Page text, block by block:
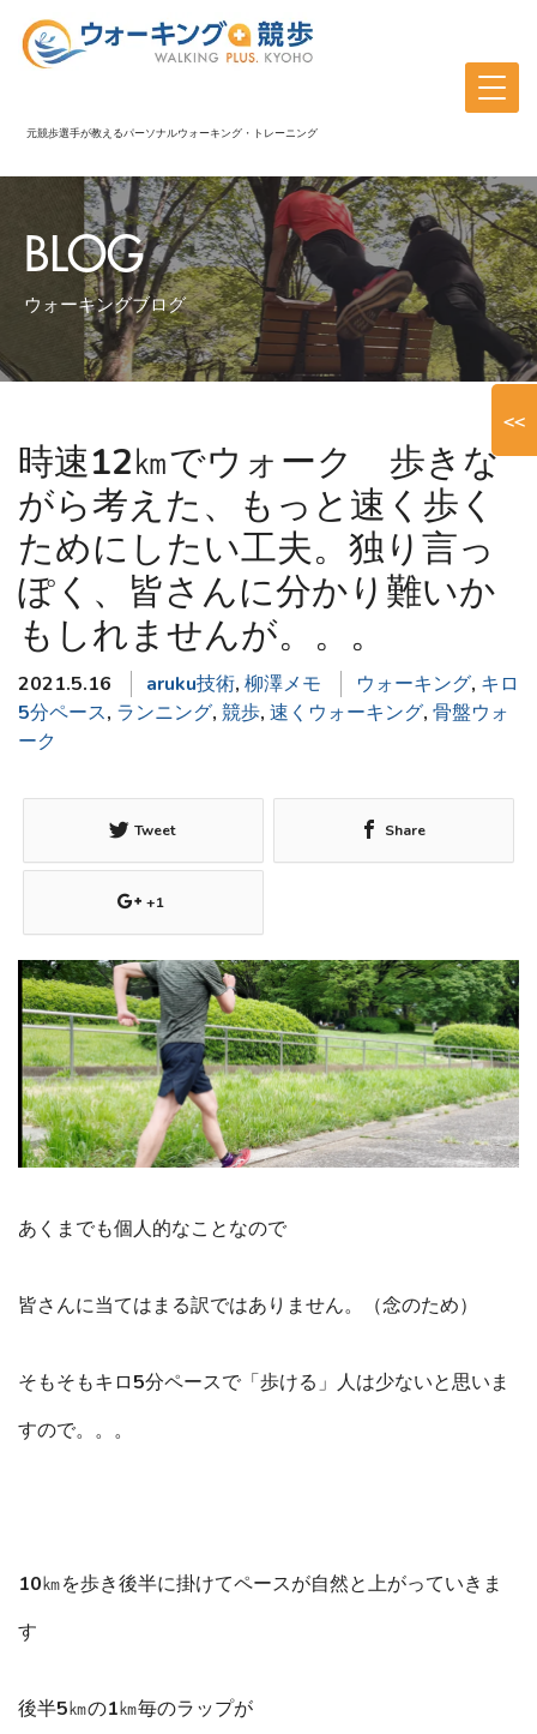
元競歩選手が教えるパーソナルウォーキング・トレーニング
BLOG
ウォーキングブログ
時速12㎞でウォーク 歩きな
がら考えた、もっと速く歩く
ためにしたい工夫。独り言っ
ぽく、皆さんに分かり難いか
もしれませんが。。。
2021.5.16 aruku技術, 柳澤メモ ウォーキング, キロ
5分ペース, ランニング, 競歩, 速くウォーキング, 骨盤ウォ
ーク
Tweet Share
+1
あくまでも個人的なことなので
皆さんに当てはまる訳ではありません。（念のため）
そもそもキロ5分ペースで「歩ける」人は少ないと思いま
すので。。。
10㎞を歩き後半に掛けてペースが自然と上がっていきま
す
後半5㎞の1㎞毎のラップが
<<